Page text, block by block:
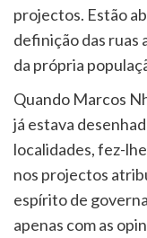
projectos. Estão
definição das ruas
da própria
Quando Marcos
já estava
localidades, fez-
nos projectos
espírito de
apenas com as